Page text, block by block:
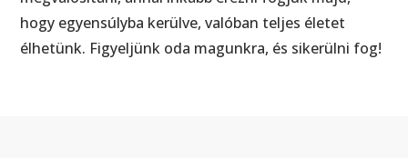
hogy egyensúlyba kerülve, valóban teljes életet
élhetünk. Figyeljünk oda magunkra, és sikerülni fog!